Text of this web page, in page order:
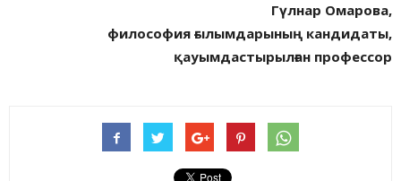
Гүлнар Омарова,
философия ғылымдарының кандидаты,
қауымдастырылған профессор